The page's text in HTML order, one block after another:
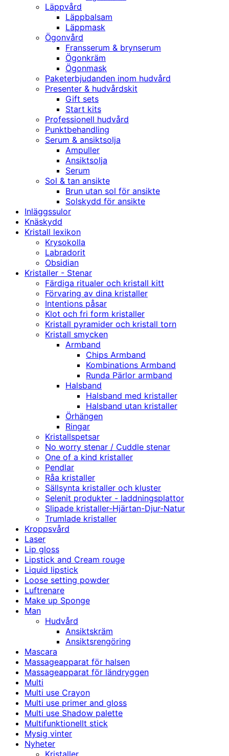
Läppvård
Läppbalsam
Läppmask
Ögonvård
Fransserum & brynserum
Ögonkräm
Ögonmask
Paketerbjudanden inom hudvård
Presenter & hudvårdskit
Gift sets
Start kits
Professionell hudvård
Punktbehandling
Serum & ansiktsolja
Ampuller
Ansiktsolja
Serum
Sol & tan ansikte
Brun utan sol för ansikte
Solskydd för ansikte
Inläggssulor
Knäskydd
Kristall lexikon
Krysokolla
Labradorit
Obsidian
Kristaller - Stenar
Färdiga ritualer och kristall kitt
Förvaring av dina kristaller
Intentions påsar
Klot och fri form kristaller
Kristall pyramider och kristall torn
Kristall smycken
Armband
Chips Armband
Kombinations Armband
Runda Pärlor armband
Halsband
Halsband med kristaller
Halsband utan kristaller
Örhängen
Ringar
Kristallspetsar
No worry stenar / Cuddle stenar
One of a kind kristaller
Pendlar
Råa kristaller
Sällsynta kristaller och kluster
Selenit produkter - laddningsplattor
Slipade kristaller-Hjärtan-Djur-Natur
Trumlade kristaller
Kroppsvård
Laser
Lip gloss
Lipstick and Cream rouge
Liquid lipstick
Loose setting powder
Luftrenare
Make up Sponge
Man
Hudvård
Ansiktskräm
Ansiktsrengöring
Mascara
Massageapparat för halsen
Massageapparat för ländryggen
Multi
Multi use Crayon
Multi use primer and gloss
Multi use Shadow palette
Multifunktionellt stick
Mysig vinter
Nyheter